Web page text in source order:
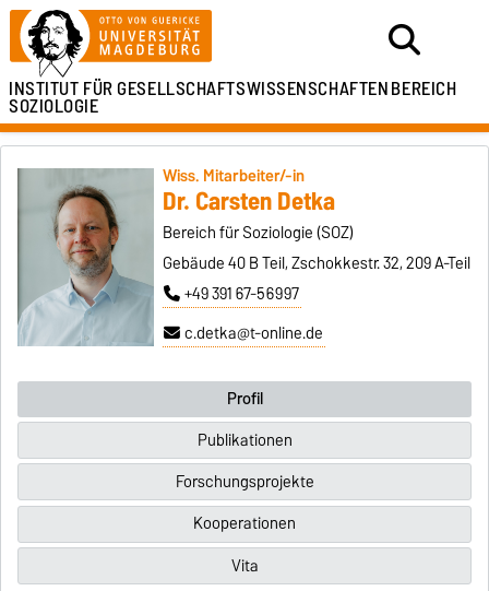
INSTITUT FÜRGESELLSCHAFTSWISSENSCHAFTENBEREICH
SOZIOLOGIE
Wiss. Mitarbeiter/-in
Dr. Carsten Detka
Bereich für Soziologie (SOZ)
Gebäude 40 B Teil, Zschokkestr. 32, 209 A-Teil
+49 391 67-56997
c.detka@t-online.de
Profil
Publikationen
Forschungsprojekte
Kooperationen
Vita